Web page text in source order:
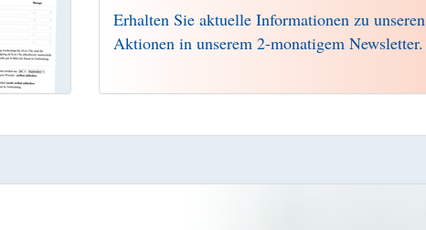
Erhalten Sie aktuelle Informationen zu unseren
Aktionen in unserem 2-monatigem Newsletter.